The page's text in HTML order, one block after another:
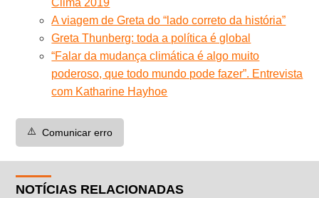
Clima 2019
A viagem de Greta do “lado correto da história”
Greta Thunberg: toda a política é global
“Falar da mudança climática é algo muito
poderoso, que todo mundo pode fazer”. Entrevista
com Katharine Hayhoe
⚠️ Comunicar erro
NOTÍCIAS RELACIONADAS